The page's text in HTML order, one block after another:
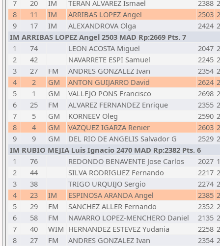
7
20 IM TERAN ALVAREZ Ismael 2388
8
11 IM ARRIBAS LOPEZ Angel 2503
9
17 IM ALEXANDROVA Olga 2424
IM ARRIBAS LOPEZ Angel 2503 MAD Rp:2669 Pts. 7
1
74 LEON ACOSTA Miguel 2047
2
42 NAVARRETE ESPI Samuel 2245
3
27 FM ANDRES GONZALEZ Ivan 2354
4
2 GM ANTON GUIJARRO David 2624
5
1 GM VALLEJO PONS Francisco 2698
6
25 FM ALVAREZ FERNANDEZ Enrique 2355
7
5 GM KORNEEV Oleg 2590
8
4 GM VAZQUEZ IGARZA Renier 2603
9
9 GM DEL RIO DE ANGELIS Salvador G 2529
IM RUBIO MEJIA Luis Ignacio 2470 MAD Rp:2382 Pts. 6
1
76 REDONDO BENAVENTE Jose Carlos 2027
2
44 SILVA RODRIGUEZ Fernando 2217
3
38 TRIGO URQUIJO Sergio 2274
4
23 IM ESPINOSA ARANDA Angel 2385
5
29 FM SANCHEZ ALLER Fernando 2352
6
58 FM NAVARRO LOPEZ-MENCHERO Daniel 2135
7
40 WIM HERNANDEZ ESTEVEZ Yudania 2258
8
27 FM ANDRES GONZALEZ Ivan 2354